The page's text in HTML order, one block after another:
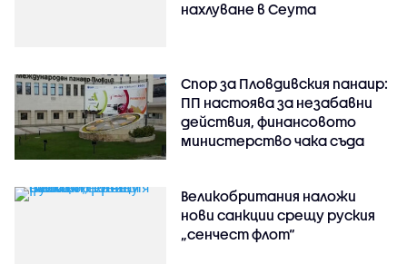
нахлуване в Сеута
Спор за Пловдивския панаир:
ПП настоява за незабавни
действия, финансовото
министерство чака съда
Великобритания наложи
нови санкции срещу руския
„сенчест флот“